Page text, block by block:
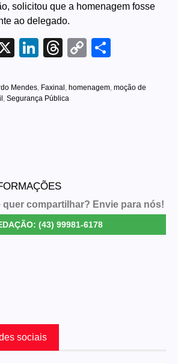
solicitou que a homenagem fosse
ao delegado.
X LinkedIn
Threads
Copy
Mendes Faxinal homenagem moção de
Segurança Pública
quer compartilhar? Envie para nós!
(43) 99981-6178
sociais